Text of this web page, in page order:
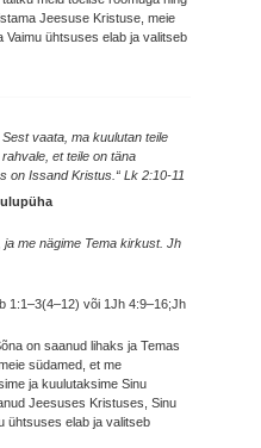
Jeesuse Kristuse, meie
Vaimu ühtsuses elab ja valitseb
vaata, ma kuulutan teile
et teile on täna
on Issand Kristus.“ Lk 2:10-11
me nägime Tema kirkust. Jh
1:1–3(4–12) või 1Jh 4:9–16;Jh
on saanud lihaks ja Temas
südamed, et me
ja kuulutaksime Sinu
Jeesuses Kristuses, Sinu
ühtsuses elab ja valitseb